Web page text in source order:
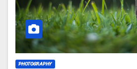
PHOTOGRAPHY